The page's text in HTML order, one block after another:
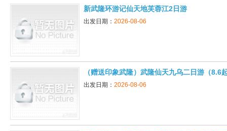
新武隆环游记仙天地芙蓉江2日游
出发日期： 2026-08-06
（赠送印象武隆）武隆仙天九乌二日游（8.6
出发日期： 2026-08-06